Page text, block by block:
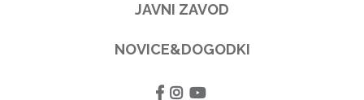
JAVNI ZAVOD
NOVICE&DOGODKI